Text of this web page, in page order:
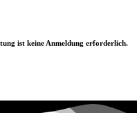
ist keine Anmeldung erforderlich.